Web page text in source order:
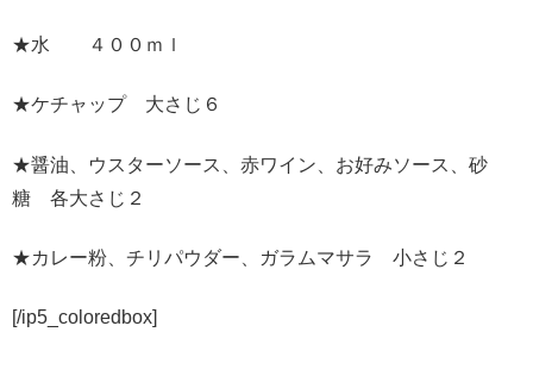
★水 ４００ｍｌ
★ケチャップ 大さじ６
★醤油、ウスターソース、赤ワイン、お好みソース、砂
糖 各大さじ２
★カレー粉、チリパウダー、ガラムマサラ 小さじ２
[/ip5_coloredbox]